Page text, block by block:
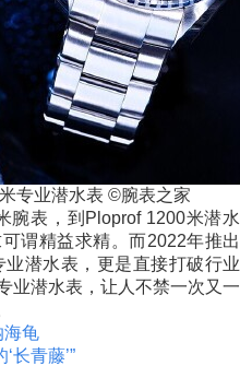
专业潜水表 ©腕表之家
表，到Ploprof 1200米潜水
谓精益求精。而2022年推出
潜水表，更是直接打破行业
业潜水表，让人不禁一次又一
海龟
长青藤’”